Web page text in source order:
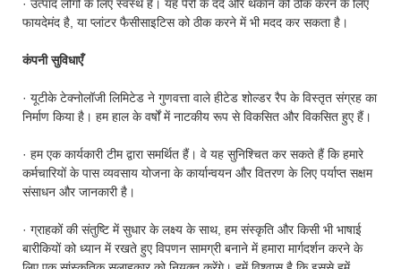
· उत्पाद लोगों के लिए स्वस्थ है। यह पैरों के दर्द और थकान को ठीक करने के लिए
फायदेमंद है, या प्लांटर फैसीसाइटिस को ठीक करने में भी मदद कर सकता है।
कंपनी सुविधाएँ
· यूटीके टेक्नोलॉजी लिमिटेड ने गुणवत्ता वाले हीटेड शोल्डर रैप के विस्तृत संग्रह का
निर्माण किया है। हम हाल के वर्षों में नाटकीय रूप से विकसित और विकसित हुए हैं।
· हम एक कार्यकारी टीम द्वारा समर्थित हैं। वे यह सुनिश्चित कर सकते हैं कि हमारे
कर्मचारियों के पास व्यवसाय योजना के कार्यान्वयन और वितरण के लिए पर्याप्त सक्षम
संसाधन और जानकारी है।
· ग्राहकों की संतुष्टि में सुधार के लक्ष्य के साथ, हम संस्कृति और किसी भी भाषाई
बारीकियों को ध्यान में रखते हुए विपणन सामग्री बनाने में हमारा मार्गदर्शन करने के